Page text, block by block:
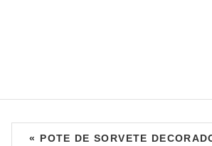
« POTE DE SORVETE